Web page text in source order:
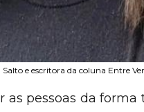
e escritora da coluna Entre
as pessoas da